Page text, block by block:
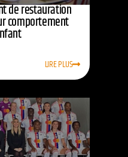
de restauration
comportement
LIRE PLUS